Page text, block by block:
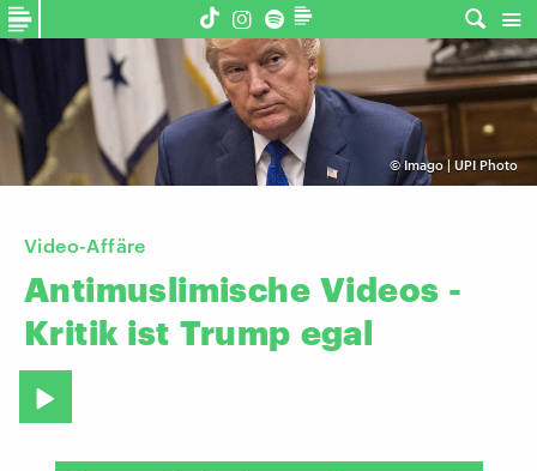
©Imago | UPI Photo
Video-Affäre
Antimuslimische Videos -
Kritik ist Trump egal